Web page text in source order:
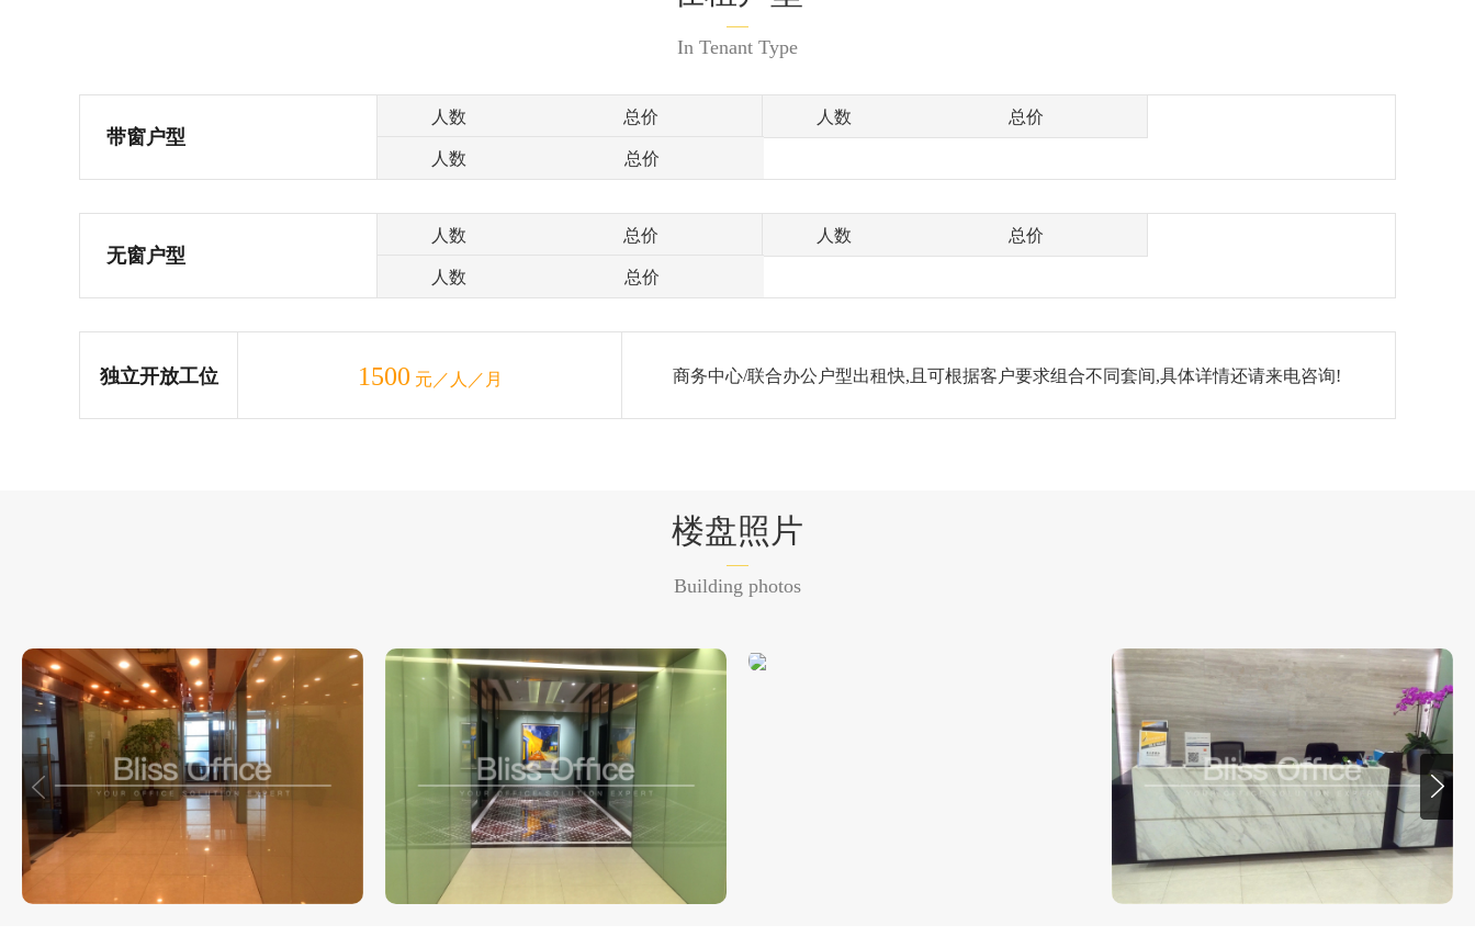
In Tenant Type
带窗户型
人数 总价 人数 总价
人数 总价
无窗户型
人数 总价 人数 总价
人数 总价
独立开放工位 1500 元／人／月 商务中心/联合办公户型出租快,且可根据客户要求组合不同套间,具体详情还请来电咨询!
楼盘照片
Building photos